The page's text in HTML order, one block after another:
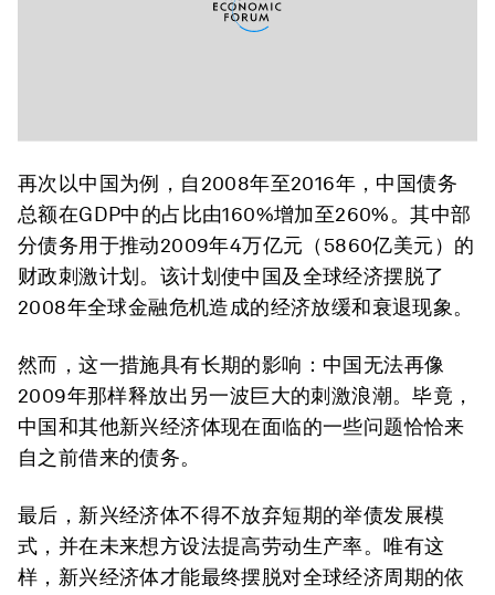
再次以中国为例，自2008年至2016年，中国债务
总额在GDP中的占比由160%增加至260%。其中部
分债务用于推动2009年4万亿元（5860亿美元）的
财政刺激计划。该计划使中国及全球经济摆脱了
2008年全球金融危机造成的经济放缓和衰退现象。
然而，这一措施具有长期的影响：中国无法再像
2009年那样释放出另一波巨大的刺激浪潮。毕竟，
中国和其他新兴经济体现在面临的一些问题恰恰来
自之前借来的债务。
最后，新兴经济体不得不放弃短期的举债发展模
式，并在未来想方设法提高劳动生产率。唯有这
样，新兴经济体才能最终摆脱对全球经济周期的依